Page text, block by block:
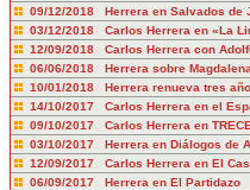
09/12/2018 Herrera en Salvados de
03/12/2018 Carlos Herrera en «La
12/09/2018 Carlos Herrera con
06/06/2018 Herrera sobre
10/01/2018 Herrera renueva tres
14/10/2017 Carlos Herrera en el
09/10/2017 Carlos Herrera en
03/10/2017 Herrera en Diálogos de
12/09/2017 Carlos Herrera en El
06/09/2017 Herrera en El Partidazo